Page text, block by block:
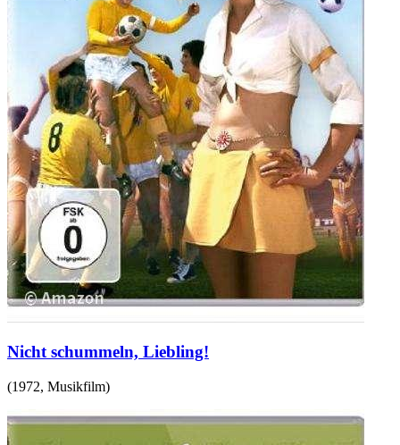
Nicht schummeln, Liebling!
(1972, Musikfilm)